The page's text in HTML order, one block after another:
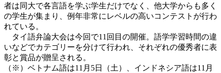
者は同大で各言語を学ぶ学生だけでなく、他大学からも多く
の学生が集まり、例年非常にレベルの高いコンテストが行わ
れている。
タイ語弁論大会は今回で11回目の開催。語学学習時間の違
いなどでカテゴリーを分けて行われ、それぞれの優秀者に表
彰と賞品が贈呈される。
（※）ベトナム語は11月5日（土）、インドネシア語は11月